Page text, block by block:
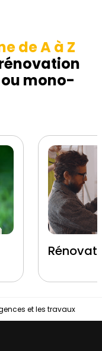
de A à Z
mono-
et les travaux